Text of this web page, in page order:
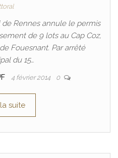
de Rennes annule le permis
de 9 lots au Cap Coz,
Fouesnant. Par arrêté
du 15…
4 février 2014 0
suite